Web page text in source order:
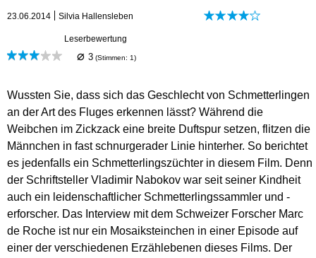
23.06.2014 Silvia Hallensleben
Leserbewertung
⌀ 3 (Stimmen: 1)
Wussten Sie, dass sich das Geschlecht von Schmetterlingen
an der Art des Fluges erkennen lässt? Während die
Weibchen im Zickzack eine breite Duftspur setzen, flitzen die
Männchen in fast schnurgerader Linie hinterher. So berichtet
es jedenfalls ein Schmetterlingszüchter in diesem Film. Denn
der Schriftsteller Vladimir Nabokov war seit seiner Kindheit
auch ein leidenschaftlicher Schmetterlingssammler und -
erforscher. Das Interview mit dem Schweizer Forscher Marc
de Roche ist nur ein Mosaiksteinchen in einer Episode auf
einer der verschiedenen Erzählebenen dieses Films. Der